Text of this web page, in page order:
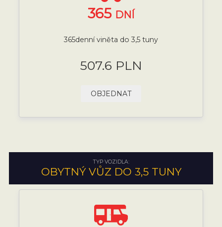
365 DNÍ
365denní viněta do 3,5 tuny
507.6 PLN
OBJEDNAT
TYP VOZIDLA:
OBYTNÝ VŮZ DO 3,5 TUNY